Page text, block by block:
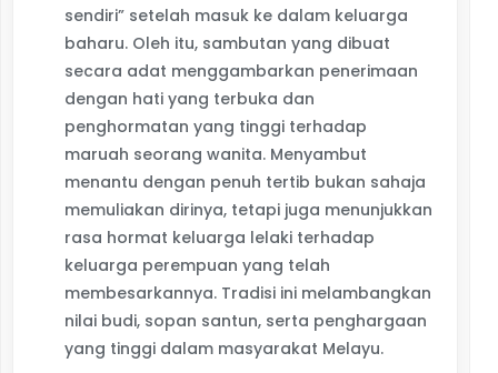
sendiri” setelah masuk ke dalam keluarga
baharu. Oleh itu, sambutan yang dibuat
secara adat menggambarkan penerimaan
dengan hati yang terbuka dan
penghormatan yang tinggi terhadap
maruah seorang wanita. Menyambut
menantu dengan penuh tertib bukan sahaja
memuliakan dirinya, tetapi juga menunjukkan
rasa hormat keluarga lelaki terhadap
keluarga perempuan yang telah
membesarkannya. Tradisi ini melambangkan
nilai budi, sopan santun, serta penghargaan
yang tinggi dalam masyarakat Melayu.